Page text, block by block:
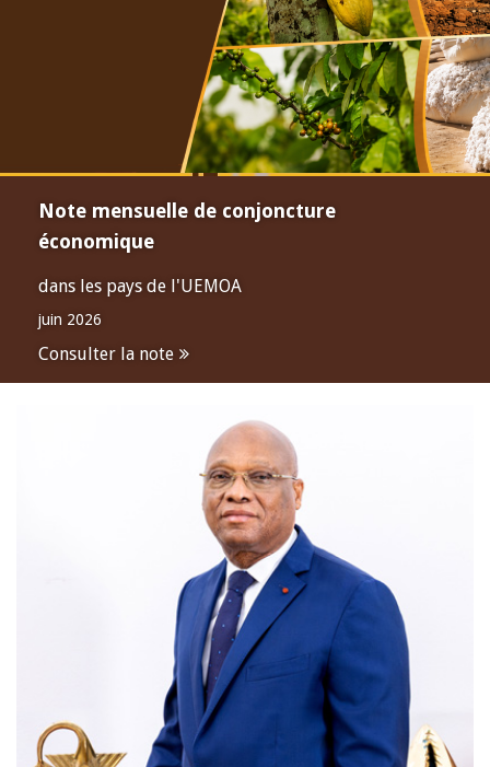
Note mensuelle de conjoncture
économique
dans les pays de l'UEMOA
juin 2026
Consulter la note